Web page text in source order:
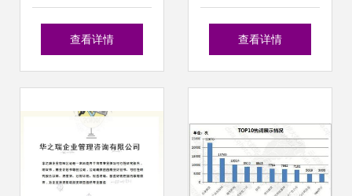
堂经理台定做 宝鸡
查看详情
抚顺项目计划书编
选择建议
查看详情